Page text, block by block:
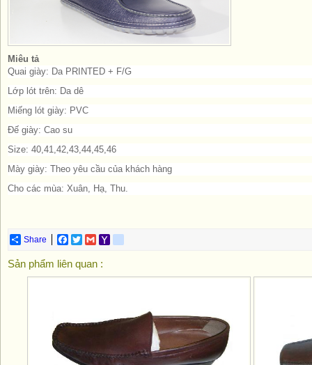
Miêu tả
Quai giày: Da PRINTED + F/G
Lớp lót trên: Da dê
Miếng lót giày: PVC
Đế giày: Cao su
Size: 40,41,42,43,44,45,46
Mày giày: Theo yêu cầu của khách hàng
Cho các mùa: Xuân, Hạ, Thu.
Share Facebook
TwitterGmail
Sản phẩm liên quan :